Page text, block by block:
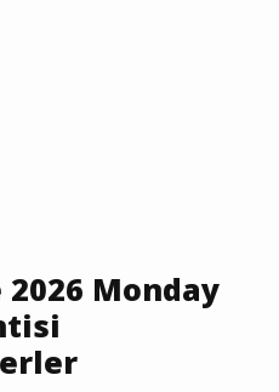
Monday